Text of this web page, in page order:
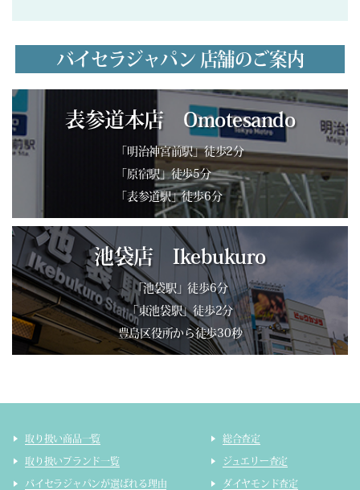
バイセラジャパン 店舗のご案内
表参道本店 Omotesando
「明治神宮前駅」徒歩2分
「原宿駅」徒歩5分
「表参道駅」徒歩6分
池袋店 Ikebukuro
「池袋駅」徒歩6分
「東池袋駅」徒歩2分
豊島区役所から徒歩30秒
取り扱い商品一覧
取り扱いブランド一覧
バイセラジャパンが選ばれる理由
総合査定
ジュエリー査定
ダイヤモンド査定